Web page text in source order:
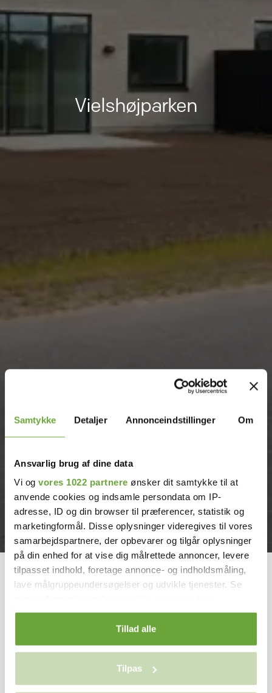
Samtykke Detaljer Annonceindstillinger Om
Ansvarlig brug af dine data
Vi og vores 1022 partnere ønsker dit samtykke til at
anvende cookies og indsamle persondata om IP-
adresse, ID og din browser til præferencer, statistik og
marketingformål. Disse oplysninger videregives til vores
samarbejdspartnere, der opbevarer og tilgår oplysninger
på din enhed for at vise dig målrettede annoncer, levere
tilpasset indhold, foretage annonce- og indholdsmåling,
lave målgruppeundersøgelser og udvikle tjenester. Se
persondatapolitik. Du kan altid trække dit samtykke
tilbage eller ændre indstillinger fra vores
"Cookiedeklaration", eller ved at trykke på "Privacy
Hvis du tillader det, vil vi også gerne:
Tillad alle
Tilpas
Vielshøjparken